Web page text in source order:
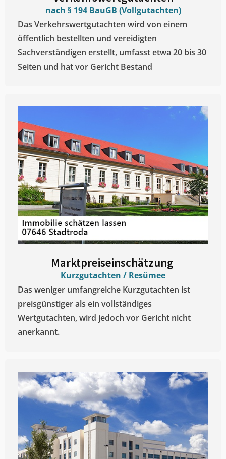
nach § 194 BauGB (Vollgutachten)
Das Verkehrswertgutachten wird von einem
öffentlich bestellten und vereidigten
Sachverständigen erstellt, umfasst etwa 20 bis 30
Seiten und hat vor Gericht Bestand
Marktpreiseinschätzung ​
Kurzgutachten / Resümee
Das weniger umfangreiche Kurzgutachten ist
preisgünstiger als ein vollständiges
Wertgutachten, wird jedoch vor Gericht nicht
anerkannt.